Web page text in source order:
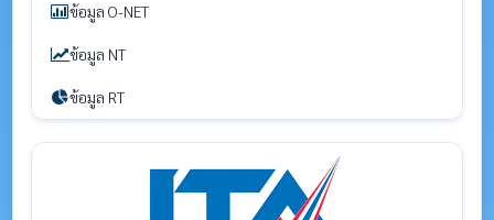
ข้อมูล O-NET
ข้อมูล NT
ข้อมูล RT